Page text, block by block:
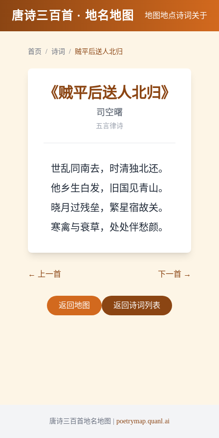
唐诗三百首 · 地名地图 地图地点诗词 关于
首页 / 诗词 / 贼平后送人北归
《贼平后送人北归 》
司空曙
五言律诗
世乱同南去，时清独北还。
他乡生白发，旧国见青山。
晓月过残垒，繁星宿故关。
寒禽与衰草，处处伴愁颜。
← 上一首 下一首 →
返回地图 返回诗词列表
唐诗三百首地名地图 | poetrymap.quanl.ai